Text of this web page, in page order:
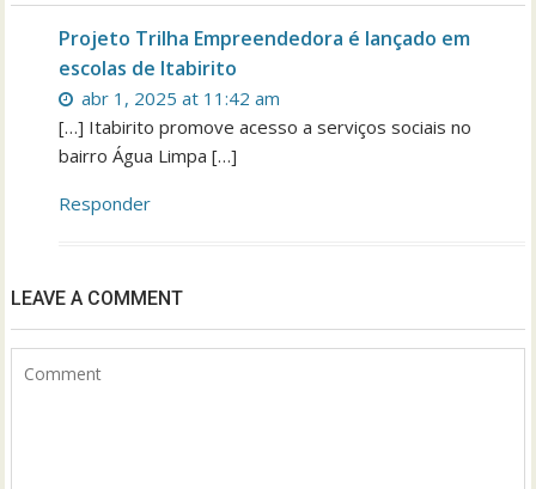
Projeto Trilha Empreendedora é lançado em
escolas de Itabirito
abr 1, 2025 at 11:42 am
[…] Itabirito promove acesso a serviços sociais no
bairro Água Limpa […]
Responder
LEAVE A COMMENT